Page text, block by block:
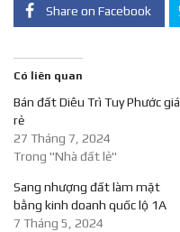
Share on Facebook
Có liên quan
Bán đất Diêu Trì Tuy Phước giá
rẻ
27 Tháng 7, 2024
Trong "Nhà đất lẻ"
Sang nhượng đất làm mặt
bằng kinh doanh quốc lộ 1A
7 Tháng 5, 2024